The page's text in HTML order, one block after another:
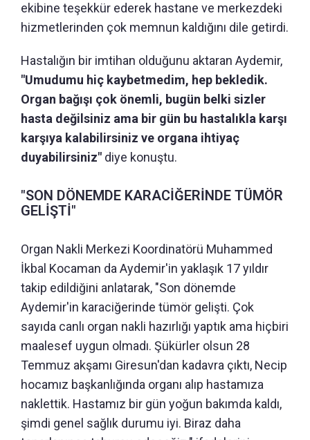
ekibine teşekkür ederek hastane ve merkezdeki
hizmetlerinden çok memnun kaldığını dile getirdi.
Hastalığın bir imtihan olduğunu aktaran Aydemir,
"Umudumu hiç kaybetmedim, hep bekledik.
Organ bağışı çok önemli, bugün belki sizler
hasta değilsiniz ama bir gün bu hastalıkla karşı
karşıya kalabilirsiniz ve organa ihtiyaç
duyabilirsiniz" diye konuştu.
"SON DÖNEMDE KARACİĞERİNDE TÜMÖR
GELİŞTİ"
Organ Nakli Merkezi Koordinatörü Muhammed
İkbal Kocaman da Aydemir'in yaklaşık 17 yıldır
takip edildiğini anlatarak, "Son dönemde
Aydemir'in karaciğerinde tümör gelişti. Çok
sayıda canlı organ nakli hazırlığı yaptık ama hiçbiri
maalesef uygun olmadı. Şükürler olsun 28
Temmuz akşamı Giresun'dan kadavra çıktı, Necip
hocamız başkanlığında organı alıp hastamıza
naklettik. Hastamız bir gün yoğun bakımda kaldı,
şimdi genel sağlık durumu iyi. Biraz daha